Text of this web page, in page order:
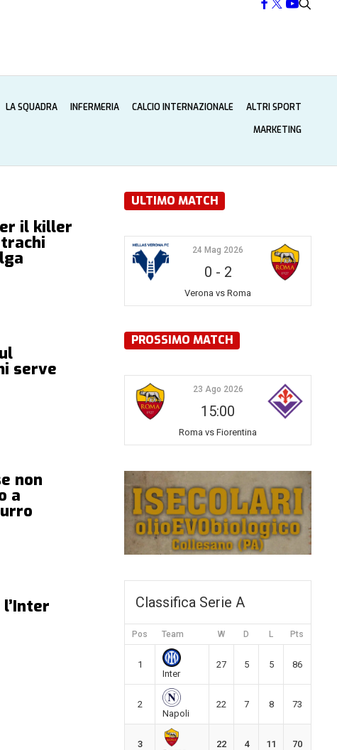
LA SQUADRA INFERMERIA CALCIO INTERNAZIONALE
ALTRI SPORT
MARKETING
il killer
serve
non
a
ULTIMO MATCH
24 Mag 2026
0 - 2
Verona vs Roma
PROSSIMO MATCH
23 Ago 2026
15:00
Roma vs Fiorentina
Classifica Serie A
Pos Team W D L Pts
1
Inter
27 5 5 86
2
Napoli
22 7 8 73
3
22 4 11 70